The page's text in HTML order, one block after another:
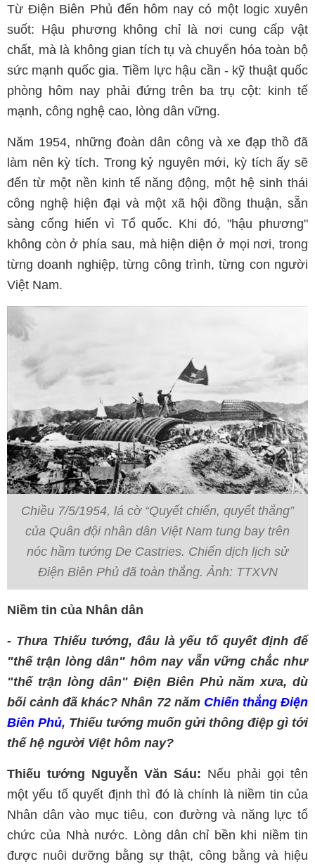
Từ Điện Biên Phủ đến hôm nay có một logic xuyên
suốt: Hậu phương không chỉ là nơi cung cấp vật
chất, mà là không gian tích tụ và chuyển hóa toàn bộ
sức mạnh quốc gia. Tiềm lực hậu cần - kỹ thuật quốc
phòng hôm nay phải đứng trên ba trụ cột: kinh tế
mạnh, công nghệ cao, lòng dân vững.
Năm 1954, những đoàn dân công và xe đạp thồ đã
làm nên kỳ tích. Trong kỷ nguyên mới, kỳ tích ấy sẽ
đến từ một nền kinh tế năng động, một hệ sinh thái
công nghệ hiện đại và một xã hội đồng thuận, sẵn
sàng cống hiến vì Tổ quốc. Khi đó, "hậu phương"
không còn ở phía sau, mà hiện diện ở mọi nơi, trong
từng doanh nghiệp, từng công trình, từng con người
Việt Nam.
Chiều 7/5/1954, lá cờ “Quyết chiến, quyết thắng”
của Quân đội nhân dân Việt Nam tung bay trên
nóc hầm tướng De Castries. Chiến dịch lịch sử
Điện Biên Phủ đã toàn thắng. Ảnh: TTXVN
Niềm tin của Nhân dân
- Thưa Thiếu tướng, đâu là yếu tố quyết định để
"thế trận lòng dân" hôm nay vẫn vững chắc như
"thế trận lòng dân" Điện Biên Phủ năm xưa, dù
bối cảnh đã khác? Nhân 72 năm Chiến thắng Điện
Biên Phủ, Thiếu tướng muốn gửi thông điệp gì tới
thế hệ người Việt hôm nay?
Thiếu tướng Nguyễn Văn Sáu: Nếu phải gọi tên
một yếu tố quyết định thì đó là chính là niềm tin của
Nhân dân vào mục tiêu, con đường và năng lực tổ
chức của Nhà nước. Lòng dân chỉ bền khi niềm tin
được nuôi dưỡng bằng sự thật, công bằng và hiệu